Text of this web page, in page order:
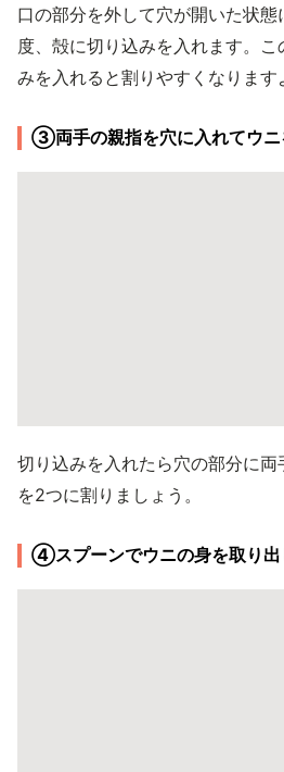
口の部分を外して穴が開いた状
度、殻に切り込みを入れます。
みを入れると割りやすくなります
③両手の親指を穴に入れてウニ
切り込みを入れたら穴の部分に
を2つに割りましょう。
④スプーンでウニの身を取り出